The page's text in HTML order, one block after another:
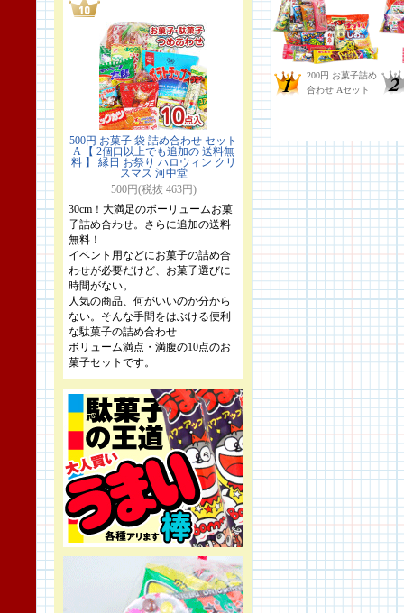
500円 お菓子 袋 詰め合わせ セット
A 【 2個口以上でも追加の 送料無
料 】 縁日 お祭り ハロウィン クリ
スマス 河中堂
500円(税抜 463円)
30cm！大満足のボーリュームお菓
子詰め合わせ。さらに追加の送料
無料！
イベント用などにお菓子の詰め合
わせが必要だけど、お菓子選びに
時間がない。
人気の商品、何がいいのか分から
ない。そんな手間をはぶける便利
な駄菓子の詰め合わせ
ボリューム満点・満腹の10点のお
菓子セットです。